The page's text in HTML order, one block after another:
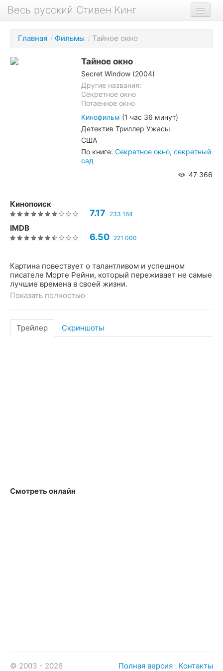
Весь русский Стивен Кинг
Книги
Фильмы
Аудиокниги
Главная / Фильмы / Тайное окно
Тайное окно
Secret Window (2004)
Другие названия:
Секретное окно
Потаенное окно
Кинофильм (1 час 36 минут)
Детектив Триллер Ужасы
США
По книге: Секретное окно, секретный
сад
47 366
Кинопоиск
7.17 233 164
IMDB
6.50 221 000
Картина повествует о талантливом и успешном
писателе Морте Рейни, который переживает не самые
лучшие времена в своей жизни.
Показать полностью
Трейлер Скриншоты
Смотреть онлайн
© 2003 - 2026 Полная версия Контакты